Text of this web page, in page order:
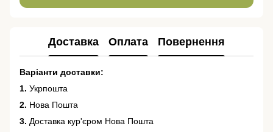
Доставка Оплата Повернення
Варіанти доставки:
1. Укрпошта
2. Нова Пошта
3. Доставка кур'єром Нова Пошта